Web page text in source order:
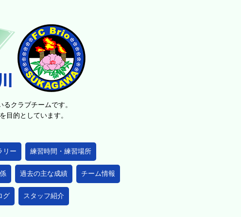
クラブチームです。
目的としています。
リー 練習時間・練習場所
過去の主な成績 チーム情報
グ スタッフ紹介